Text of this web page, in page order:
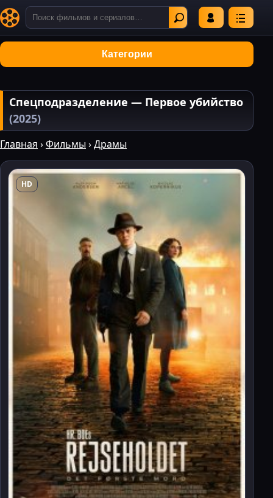
Категории
Спецподразделение — Первое убийство
(2025)
Главная ›Фильмы ›Драмы
HD